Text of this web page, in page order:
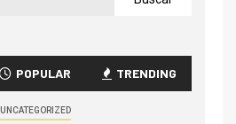
POPULAR TRENDING
UNCATEGORIZED